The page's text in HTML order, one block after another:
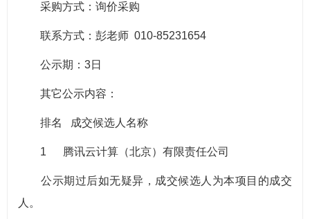
采购方式：询价采购
联系方式：彭老师 010-85231654
公示期：3日
其它公示内容：
排名 成交候选人名称
1 腾讯云计算（北京）有限责任公司
公示期过后如无疑异，成交候选人为本项目的成交
人。